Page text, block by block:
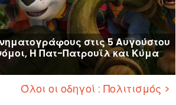
στις 5 Αυγούστου
Η Πατ-Πατρουϊλ και Κύμα
Όλοι οι οδηγοί : Πολιτισμός >